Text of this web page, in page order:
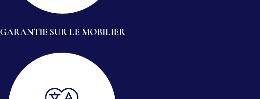
GARANTIE SUR LE MOBILIER